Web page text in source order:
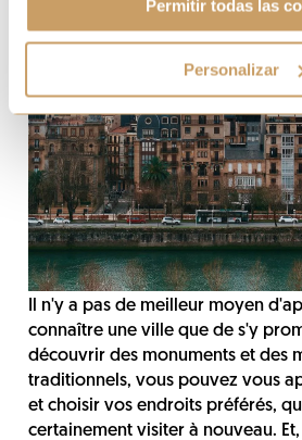
Permitir todas las
Personalizar
Il n'y a pas de meilleur moyen
connaître une ville que de s'y
découvrir des monuments et des
traditionnels, vous pouvez vous
et choisir vos endroits préférés,
certainement visiter à nouveau.